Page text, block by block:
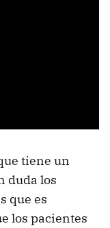
tiene un
duda los
que es
los pacientes